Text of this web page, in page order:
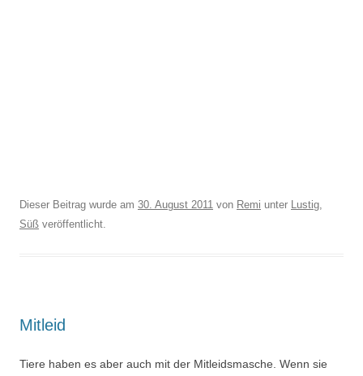
Dieser Beitrag wurde am 30. August 2011 von Remi unter Lustig,
Süß veröffentlicht.
Mitleid
Tiere haben es aber auch mit der Mitleidsmasche. Wenn sie